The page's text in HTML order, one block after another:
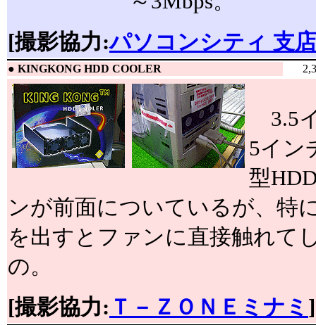
[撮影協力:パソコンシティ 支店
● KINGKONG HDD COOLER
3.5
5イン
型
ンが前面についているが、特
を出すとファンに直接触れて
の。
[撮影協力: Ｔ－ＺＯＮＥミナミ ]